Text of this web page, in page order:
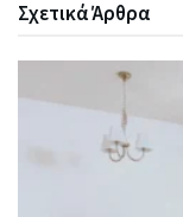
ΣχετικάΆρθρα